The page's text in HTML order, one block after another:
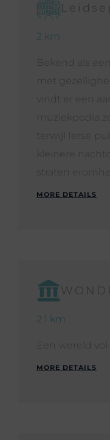
2 km
Bekend als
met
vindt er een
muziekpodia
terwijl Ierse
kleinere
straten
MORE DETAILS
2.1 km
Een wereld
MORE DETAILS